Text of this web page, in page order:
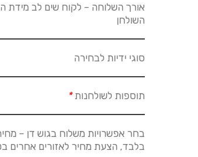
אורך השלוחה – לקוח שים לב מידת
השולחן
סוגי ידיות לבחירה
תוספות לשולחנות*
בחר אפשרויות משלוח בגוש דן –
בלבד, הצעת מחיר לאזורים אחרים בטלפון : 03-